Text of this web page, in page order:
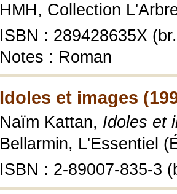
HMH, Collection
ISBN : 289428635X
Notes : Roman
Idoles et images
Naïm Kattan, Idoles et
Bellarmin, L'Essentiel
ISBN : 2-89007-835-3